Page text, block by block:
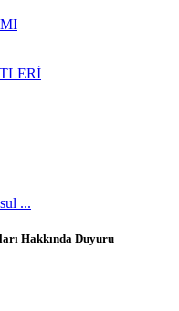
...
Hakkında Duyuru